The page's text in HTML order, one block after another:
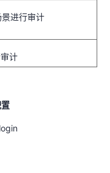
进行审计
计
login